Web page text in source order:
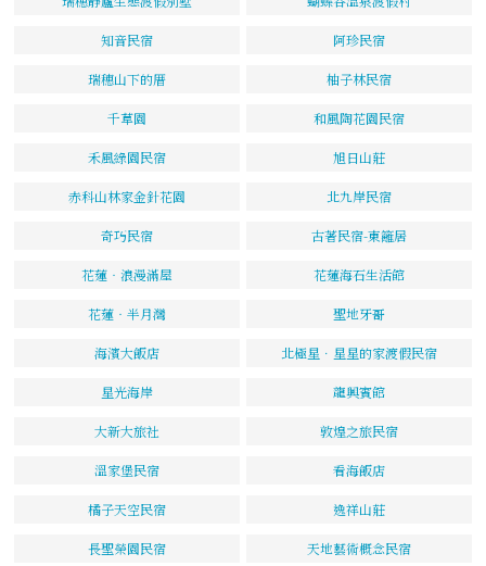
知音民宿 阿珍民宿
瑞穗山下的厝 柚子林民宿
千草園 和風陶花園民宿
禾風綠園民宿 旭日山莊
赤科山林家金針花園 北九岸民宿
奇巧民宿 古著民宿-東籬居
花蓮‧浪漫滿屋 花蓮海石生活館
花蓮‧半月灣 聖地牙哥
海濱大飯店 北極星．星星的家渡假民宿
星光海岸 龍興賓館
大新大旅社 敦煌之旅民宿
溫家堡民宿 看海飯店
橘子天空民宿 逸祥山莊
長聖榮園民宿 天地藝術概念民宿